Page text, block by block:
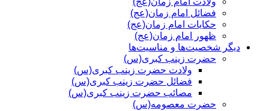
فضائل امام زمان(عج)
حکایات امام زمان(عج)
ظهور امام زمان(عج)
دیگر شخصیت‌ها و مناسیت‌ها
حضرت زینب کبری(س)
ولادت حضرت زینب کبری(س)
فضائل حضرت زینب کبری(س)
مصائب حضرت زینب کبری(س)
حضرت معصومه(س)